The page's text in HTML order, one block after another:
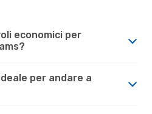
economici per
per andare a